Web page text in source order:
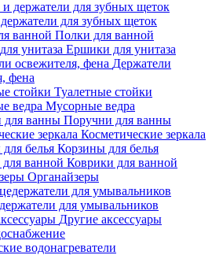
для зубных щеток
Полки для ванной
Ершики для унитаза
Держатели
фена
Туалетные стойки
Мусорные ведра
Поручни для ванны
Косметические зеркала
Корзины для белья
Коврики для ванной
Органайзеры
для умывальников
Другие аксессуары
водонагреватели